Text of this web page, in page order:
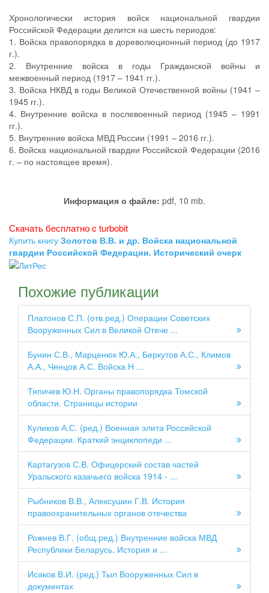
Хронологически история войск национальной гвардии
Российской Федерации делится на шесть периодов:
1. Войска правопорядка в дореволюционный период (до 1917
г.).
2. Внутренние войска в годы Гражданской войны и
межвоенный период (1917 – 1941 гг.).
3. Войска НКВД в годы Великой Отечественной войны (1941 –
1945 гг.).
4. Внутренние войска в послевоенный период (1945 – 1991
гг.).
5. Внутренние войска МВД России (1991 – 2016 гг.).
6. Войска национальной гвардии Российской Федерации (2016
г. – по настоящее время).
Информация о файле: pdf, 10 mb.
Скачать бесплатно c turbobit
Купить книгу Золотов В.В. и др. Войска национальной
гвардии Российской Федерации. Исторический очерк
Похожие публикации
Платонов С.П. (отв.ред.) Операции Советских
Вооруженных Сил в Великой Отече ...
Бунин С.В., Марценюк Ю.А., Беркутов А.С., Климов
А.А., Ченцов А.С. Войска Н ...
Тяпичев Ю.Н. Органы правопорядка Томской
области. Страницы истории
Куликов А.С. (ред.) Военная элита Российской
Федерации. Краткий энциклопеди ...
Картагузов С.В. Офицерский состав частей
Уральского казачьего войска 1914 - ...
Рыбников В.В., Алексушин Г.В. История
правоохранительных органов отечества
Рожнев В.Г. (общ.ред.) Внутренние войска МВД
Республики Беларусь. История и ...
Исаков В.И. (ред.) Тыл Вооруженных Сил в
документах